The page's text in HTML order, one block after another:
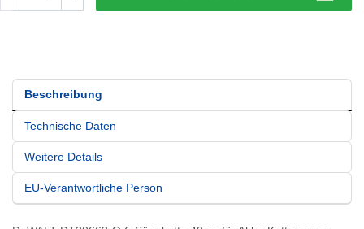
Beschreibung
Technische Daten
Weitere Details
EU-Verantwortliche Person